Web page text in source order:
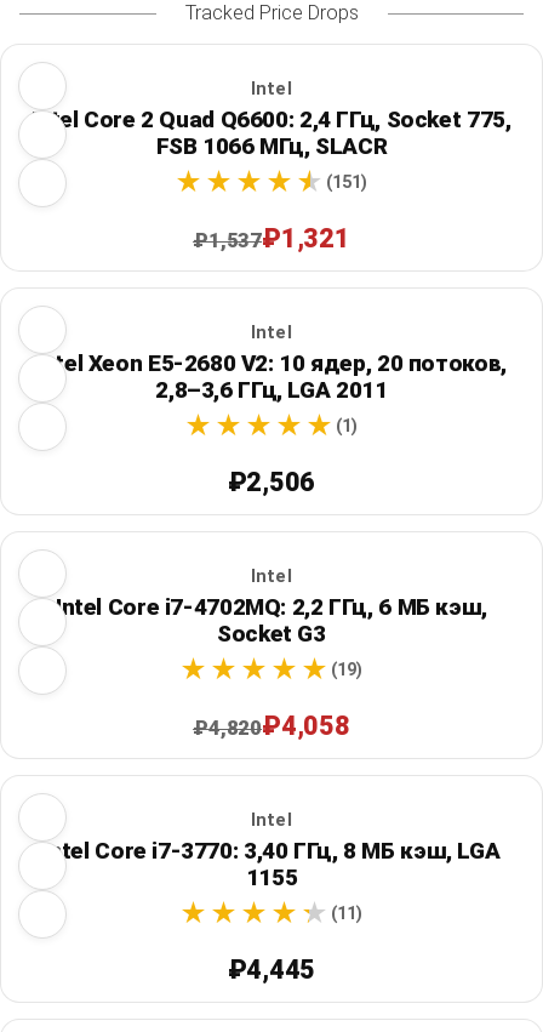
Tracked Price Drops
Intel
Intel Core 2 Quad Q6600: 2,4 ГГц, Socket 775,
FSB 1066 МГц, SLACR
(151)
₽1,537₽1,321
Intel
Intel Xeon E5-2680 V2: 10 ядер, 20 потоков,
2,8–3,6 ГГц, LGA 2011
(1)
₽2,506
Intel
Intel Core i7-4702MQ: 2,2 ГГц, 6 МБ кэш,
Socket G3
(19)
₽4,820₽4,058
Intel
Intel Core i7-3770: 3,40 ГГц, 8 МБ кэш, LGA
1155
(11)
₽4,445